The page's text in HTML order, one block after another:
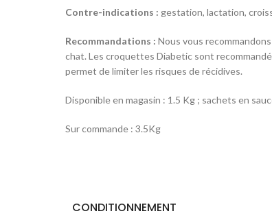
Contre-indications : gestation, lactation,
Recommandations : Nous vous
chat. Les croquettes Diabetic sont
permet de limiter les risques de récidives.
Disponible en magasin : 1.5 Kg ; sachets en
Sur commande : 3.5Kg
CONDITIONNEMENT